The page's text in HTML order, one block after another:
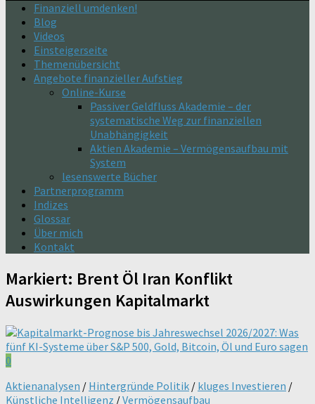
Finanziell umdenken!
Blog
Videos
Einsteigerseite
Themenübersicht
Angebote finanzieller Aufstieg
Online-Kurse
Passiver Geldfluss Akademie – der
systematische Weg zur finanziellen
Unabhängigkeit
Aktien Akademie – Vermögensaufbau mit
System
lesenswerte Bücher
Partnerprogramm
Indizes
Glossar
Über mich
Kontakt
Markiert: Brent Öl Iran Konflikt
Auswirkungen Kapitalmarkt
0
Aktienanalysen / Hintergründe Politik / kluges Investieren /
Künstliche Intelligenz /Vermögensaufbau